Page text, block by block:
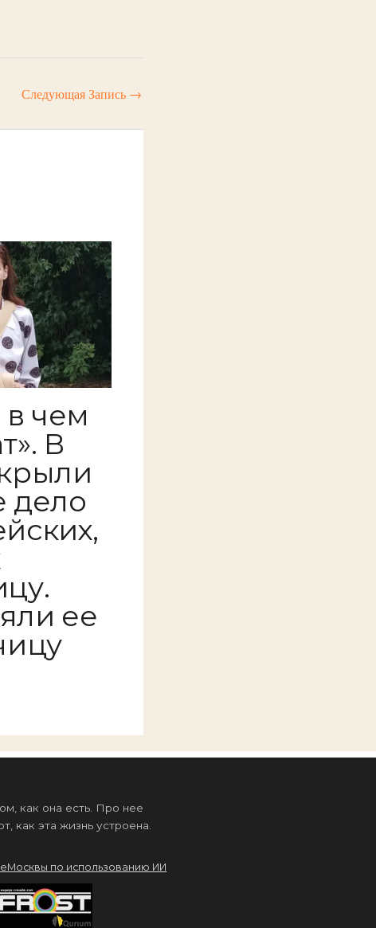
Следующая Запись →
в чем
В
дело
ее
как она есть. Про нее
как эта жизнь устроена.
по использованию ИИ